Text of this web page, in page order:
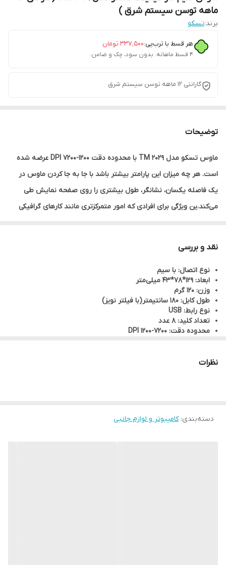
ماهه توسن سیستم شرق )
برند:تسکو
هر قسط با ترب‌پی:۳۳۷٬۵۰۰ تومان
۴ قسط ماهانه. بدون سود، چک و ضامن.
گارانتی 12 ماهه توسن سیستم شرق
توضیحات
ماوس تسکو مدل TM 2029 با محدوده دقت 1200-7200 DPI عرضه شده
است. هر چه میزان این پارامتر بیشتر باشد با جا به جا کردن ماوس در
یک فاصله یکسان، نشانگر، طول بیشتری را روی صفحه نمایش طی
می‌کند.ین ویژگی برای افرادی که امور متمرکزتری مانند کارهای گرافیکی
همچنین نورپردازی می باشد.
نقد و بررسی
نوع اتصال: با سیم
ابعاد: 129*78*43 میلی‌متر
وزن: 120 گرم
طول کابل: 180 سانتیمتر(با فیلتر نویز)
نوع رابط: USB
تعداد کلید: 8 عدد
محدوده دقت: 7200-1200 DPI
دارای سنسور ابتیکال
نظرات
دسته‌بندی:کامپیوتر و لوازم جانبی